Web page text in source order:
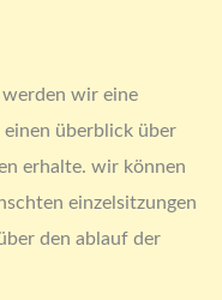
wir eine
einen überblick über
erhalte. wir können
einzelsitzungen
den ablauf der